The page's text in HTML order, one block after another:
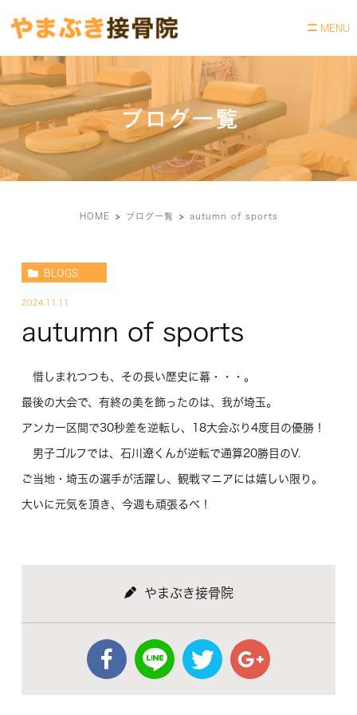
ブログ一覧
HOME ブログ一覧 autumn of sports
BLOGS
2024.11.11
autumn of sports
惜しまれつつも、その長い歴史に幕・・・。
最後の大会で、有終の美を飾ったのは、我が埼玉。
アンカー区間で30秒差を逆転し、18大会ぶり4度目の優勝！
男子ゴルフでは、石川遼くんが逆転で通算20勝目のV.
ご当地・埼玉の選手が活躍し、観戦マニアには嬉しい限り。
大いに元気を頂き、今週も頑張るべ！
やまぶき接骨院